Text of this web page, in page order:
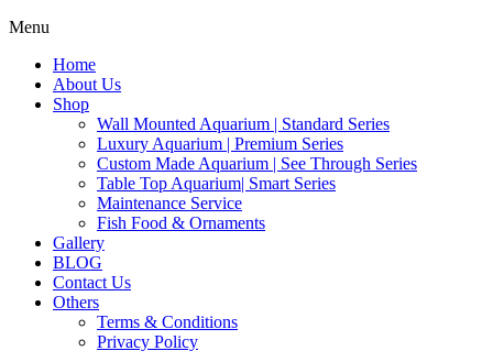
Menu
Home
About Us
Shop
Wall Mounted Aquarium | Standard Series
Luxury Aquarium | Premium Series
Custom Made Aquarium | See Through Series
Table Top Aquarium| Smart Series
Maintenance Service
Fish Food & Ornaments
Gallery
BLOG
Contact Us
Others
Terms & Conditions
Privacy Policy